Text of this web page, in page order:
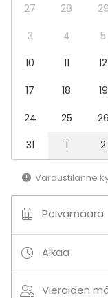
Uinti
paljupaketti,
minigolf/
27 28 29
3
4 5
10
11 12
17
18 19
24
25 26
31
1 2
Varaustilanne
Päivämäärä
Alkaa
Vieraiden